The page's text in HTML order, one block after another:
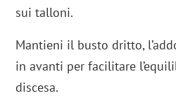
sui talloni.
Mantieni il busto dritto,
in avanti per facilitare
discesa.